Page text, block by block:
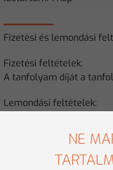
Fizetési és lemondási
Fizetési feltételek:
A tanfolyam díját a
Lemondási feltételek:
A Clementine
törlésére a tanfolyam
legkésőbb 7 naptári
NE